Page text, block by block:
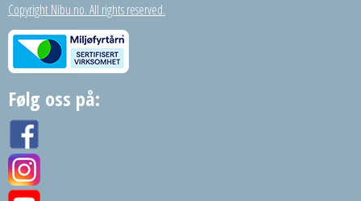
Copyright Nibu.no. All rights reserved.
Følg oss på: